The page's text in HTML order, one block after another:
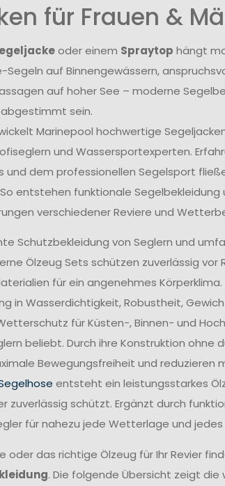
für Frauen &
oder einem Spraytop hängt
auf Binnengewässern,
auf hoher See – moderne
sein.
Marinepool hochwertige
und Wassersportexperten.
und dem professionellen Segelsport
entstehen funktionale
verschiedener Reviere und
Schutzbekleidung von Seglern und
Ölzeug Sets schützen zuverlässig vor
für ein angenehmes Körperklima.
in Wasserdichtigkeit, Robustheit,
für Küsten-, Binnen- und
beliebt. Durch ihre Konstruktion ohne
Bewegungsfreiheit und reduzieren
entsteht ein leistungsstarkes
zuverlässig schützt. Ergänzt durch
für nahezu jede Wetterlage und
das richtige Ölzeug für Ihr Revier
. Die folgende Übersicht zeigt